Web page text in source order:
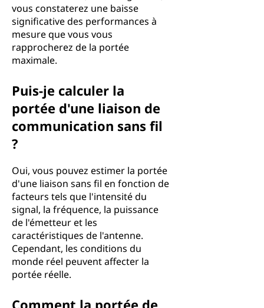
vous constaterez une baisse
significative des performances à
mesure que vous vous
rapprocherez de la portée
maximale.
Puis-je calculer la
portée d'une liaison de
communication sans fil
?
Oui, vous pouvez estimer la portée
d'une liaison sans fil en fonction de
facteurs tels que l'intensité du
signal, la fréquence, la puissance
de l'émetteur et les
caractéristiques de l'antenne.
Cependant, les conditions du
monde réel peuvent affecter la
portée réelle.
Comment la portée de